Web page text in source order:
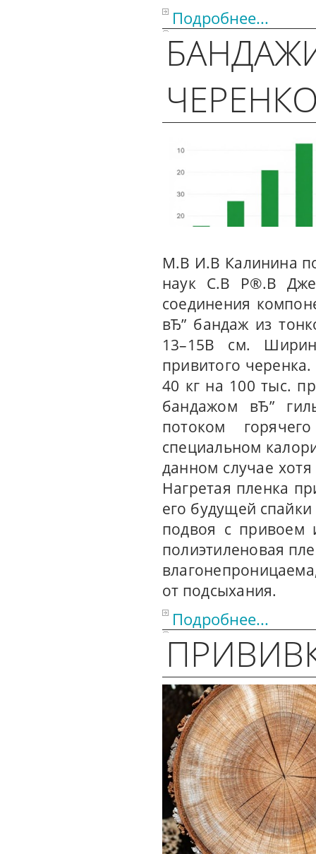
Подробнее...
М.В И.В Калинина
наук С.В Р®.В
соединения
вЂ” бандаж из
13–15В см.
привитого
40 кг на 100 тыс.
бандажом вЂ”
потоком
специальном
данном случае
Нагретая пленка
его будущей
подвоя с привоем
полиэтиленовая
от подсыхания.
Подробнее...